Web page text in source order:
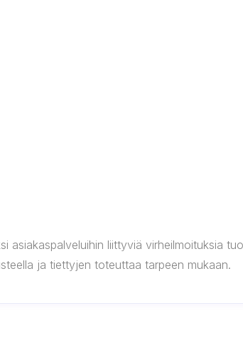
asiakaspalveluihin liittyviä virheilmoituksia
ja tiettyjen toteuttaa tarpeen mukaan.